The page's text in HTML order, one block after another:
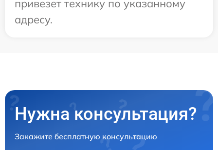
привезет технику по указанному
адресу.
Нужна консультация?
Закажите бесплатную консультацию